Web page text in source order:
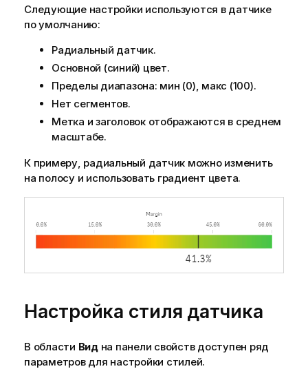
Следующие настройки используются в датчике
по умолчанию:
Радиальный датчик.
Основной (синий) цвет.
Пределы диапазона: мин (0), макс (100).
Нет сегментов.
Метка и заголовок отображаются в среднем
масштабе.
К примеру, радиальный датчик можно изменить
на полосу и использовать градиент цвета.
Настройка стиля датчика
В области Видна панели свойств доступен ряд
параметров для настройки стилей.